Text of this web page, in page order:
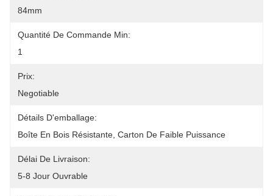
84mm
Quantité De Commande Min:
1
Prix:
Negotiable
Détails D'emballage:
Boîte En Bois Résistante, Carton De Faible Puissance
Délai De Livraison:
5-8 Jour Ouvrable